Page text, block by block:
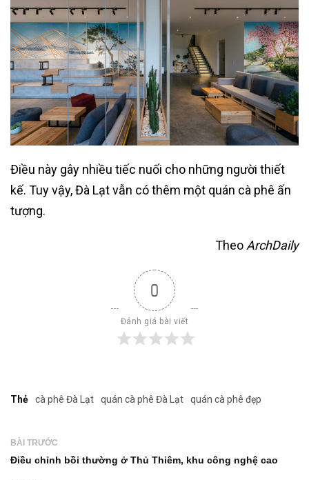
Điều này gây nhiều tiếc nuối cho những người thiết
kế. Tuy vậy, Đà Lạt vẫn có thêm một quán cà phê ấn
tượng.
TheoArchDaily
0
Đánh giá bài viết
Thẻ cà phê Đà Lạt quán cà phê Đà Lạt quán cà phê đẹp
BÀI TRƯỚC
Điều chỉnh bồi thường ở Thủ Thiêm, khu công nghệ cao